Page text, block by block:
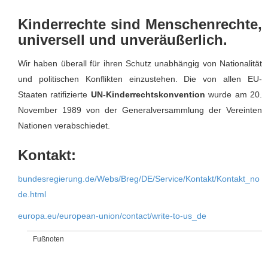
Kinderrechte sind Menschenrechte,
universell und unveräußerlich.
Wir haben überall für ihren Schutz unabhängig von Nationalität
und politischen Konflikten einzustehen. Die von allen EU-
Staaten ratifizierte UN-Kinderrechtskonvention wurde am 20.
November 1989 von der Generalversammlung der Vereinten
Nationen verabschiedet.
Kontakt:
bundesregierung.de/Webs/Breg/DE/Service/Kontakt/Kontakt_no
de.html
europa.eu/european-union/contact/write-to-us_de
Fußnoten